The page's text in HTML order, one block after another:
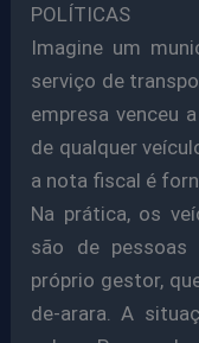
POLÍTICAS
Imagine um
serviço de
empresa venceu
de qualquer
a nota fiscal é
Na prática, os
são de pessoas
próprio gestor,
de-arara. A